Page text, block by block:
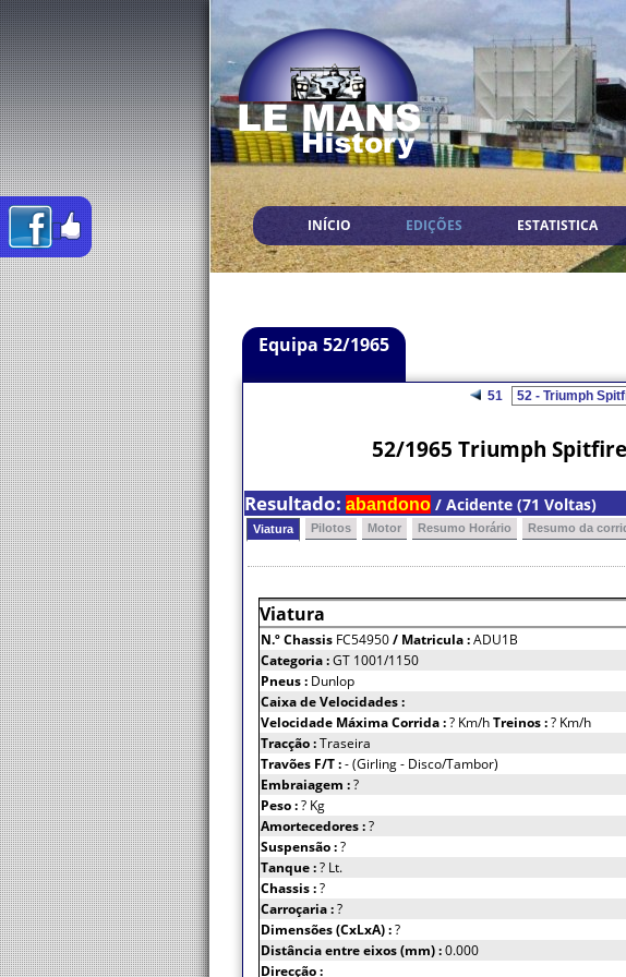
INÍCIO EDIÇÕES ESTATISTICA
Equipa 52/1965
51
52/1965 Triumph
Resultado: abandono / Acidente (71 Voltas)
Viatura Pilotos Motor Resumo Horário Resumo da
Viatura
N.º Chassis FC54950/ Matricula :ADU1B
Categoria :GT 1001/1150
Pneus : Dunlop
Caixa de Velocidades :
Velocidade Máxima Corrida :? Km/hTreinos :? Km/h
Tracção :Traseira
Travões F/T :- (Girling - Disco/Tambor)
Embraiagem :?
Peso :? Kg
Amortecedores :?
Suspensão :?
Tanque :? Lt.
Chassis :?
Carroçaria :?
Dimensões (CxLxA) :?
Distância entre eixos (mm) :0.000
Direcção :